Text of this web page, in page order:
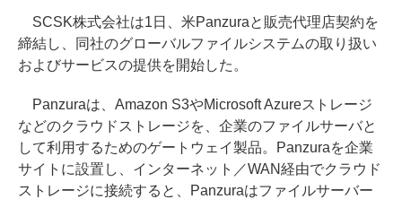
SCSK株式会社は1日、米Panzuraと販売代理店契約を
締結し、同社のグローバルファイルシステムの取り扱い
およびサービスの提供を開始した。
Panzuraは、Amazon S3やMicrosoft Azureストレージ
などのクラウドストレージを、企業のファイルサーバと
して利用するためのゲートウェイ製品。Panzuraを企業
サイトに設置し、インターネット／WAN経由でクラウド
ストレージに接続すると、Panzuraはファイルサーバー